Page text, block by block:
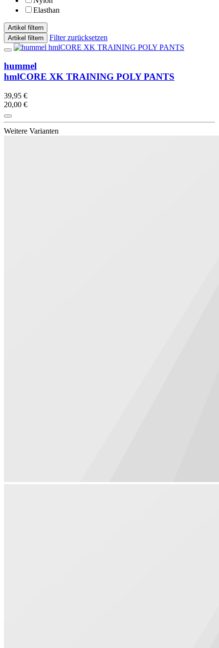
Elasthan
Artikel filtern
Artikel filtern
Filter zurücksetzen
hummel
hmlCORE XK TRAINING POLY PANTS
39,95 €
20,00 €
Weitere Varianten